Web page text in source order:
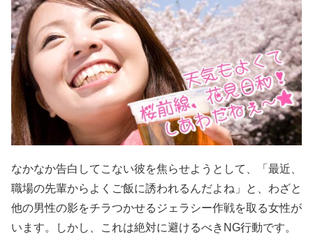
なかなか告白してこない彼を焦らせようとして、「最近、
職場の先輩からよくご飯に誘われるんだよね」と、わざと
他の男性の影をチラつかせるジェラシー作戦を取る女性が
います。しかし、これは絶対に避けるべきNG行動です。